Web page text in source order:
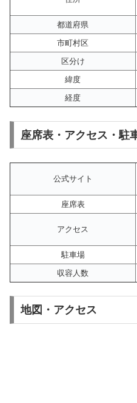
都道府県
市町村区
区分け
緯度
経度
座席表・アクセス・駐
公式サイト
座席表
アクセス
駐車場
収容人数
地図・アクセス